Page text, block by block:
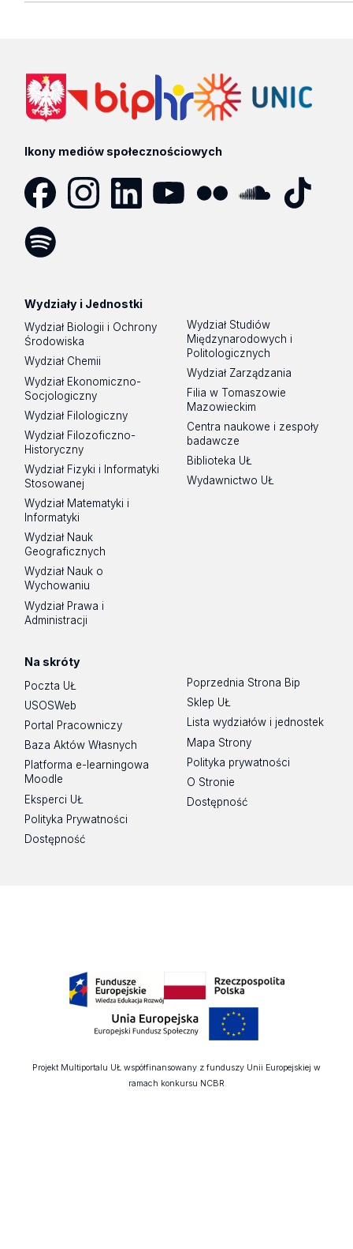
Ikony mediów społecznościowych
Wydziały i Jednostki
Wydział Biologii i Ochrony
Środowiska
Wydział Chemii
Wydział Ekonomiczno-
Socjologiczny
Wydział Filologiczny
Wydział Filozoficzno-
Historyczny
Wydział Fizyki i Informatyki
Stosowanej
Wydział Matematyki i
Informatyki
Wydział Nauk
Geograficznych
Wydział Nauk o
Wychowaniu
Wydział Prawa i
Administracji
Wydział Studiów
Międzynarodowych i
Politologicznych
Wydział Zarządzania
Filia w Tomaszowie
Mazowieckim
Centra naukowe i zespoły
badawcze
Biblioteka UŁ
Wydawnictwo UŁ
Na skróty
Poczta UŁ
USOSWeb
Portal Pracowniczy
Baza Aktów Własnych
Platforma e-learningowa
Moodle
Eksperci UŁ
Polityka Prywatności
Dostępność
Poprzednia Strona Bip
Sklep UŁ
Lista wydziałów i jednostek
Mapa Strony
Polityka prywatności
O Stronie
Dostępność
Projekt Multiportalu UŁ współfinansowany z funduszy Unii Europejskiej w
ramach konkursu NCBR